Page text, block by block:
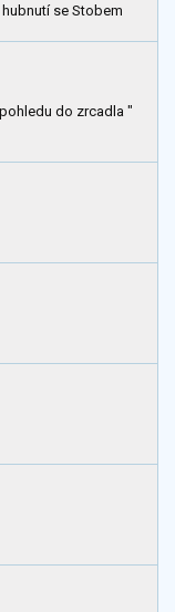
se Stobem
do zrcadla "